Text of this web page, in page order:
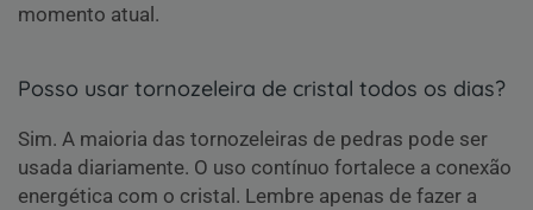
momento atual.
Posso usar tornozeleira de cristal todos os dias?
Sim. A maioria das tornozeleiras de pedras pode ser
usada diariamente. O uso contínuo fortalece a conexão
energética com o cristal. Lembre apenas de fazer a